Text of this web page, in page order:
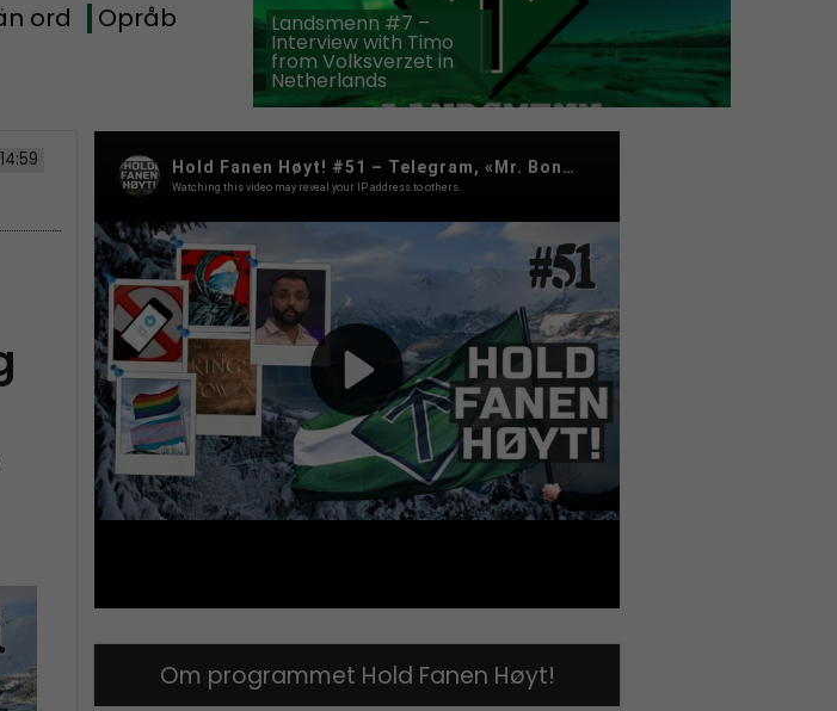
ord Opråb Landsmenn #7 –
Interview with Timo
from Volksverzet in
Netherlands
Om programmet Hold Fanen Høyt!